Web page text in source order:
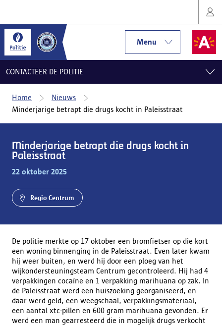
Menu
CONTACTEER DE POLITIE
Home
Nieuws
Minderjarige betrapt die drugs kocht in Paleisstraat
Minderjarige betrapt die drugs kocht in
Paleisstraat
22 oktober 2025
Regio Centrum
De politie merkte op 17 oktober een bromfietser op die kort
een woning binnenging in de Paleisstraat. Even later kwam
hij weer buiten, en werd hij door een ploeg van het
wijkondersteuningsteam Centrum gecontroleerd. Hij had 4
verpakkingen cocaïne en 1 verpakking marihuana op zak. In
de Paleisstraat werd een huiszoeking georganiseerd, en
daar werd geld, een weegschaal, verpakkingsmateriaal,
een aantal xtc-pillen en 600 gram marihuana gevonden. Er
werd een man gearresteerd die in mogelijk drugs verkocht